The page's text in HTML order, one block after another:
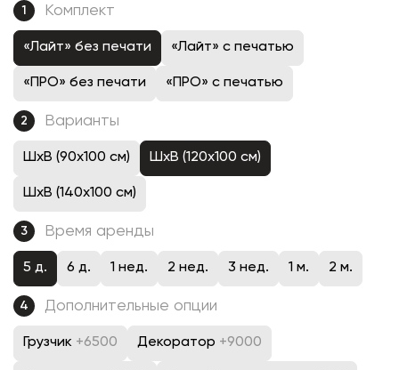
1 Комплект
«Лайт» без печати «Лайт» с печатью
«ПРО» без печати «ПРО» с печатью
2 Варианты
ШхВ (90х100 см) ШхВ (120х100 см)
ШхВ (140х100 см)
3 Время аренды
5 д. 6 д. 1 нед. 2 нед. 3 нед. 1 м. 2 м.
4 Дополнительные опции
Грузчик +6500 Декоратор +9000